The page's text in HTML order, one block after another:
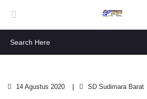
14 Agustus 2020 SD Sudimara Barat